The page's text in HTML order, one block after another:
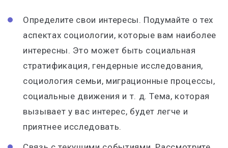
Определите свои интересы. Подумайте о тех
аспектах социологии, которые вам наиболее
интересны. Это может быть социальная
стратификация, гендерные исследования,
социология семьи, миграционные процессы,
социальные движения и т. д. Тема, которая
вызывает у вас интерес, будет легче и
приятнее исследовать.